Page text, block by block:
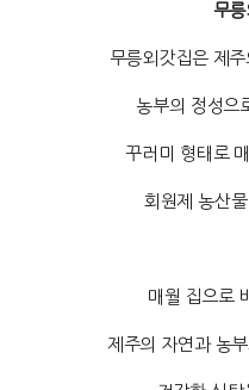
무
무릉외갓집은 제
농부의 정성으
꾸러미 형태로
회원제 농산
매월 집으로
제주의 자연과 농